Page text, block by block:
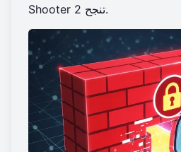
Shooter 2 تنجح.